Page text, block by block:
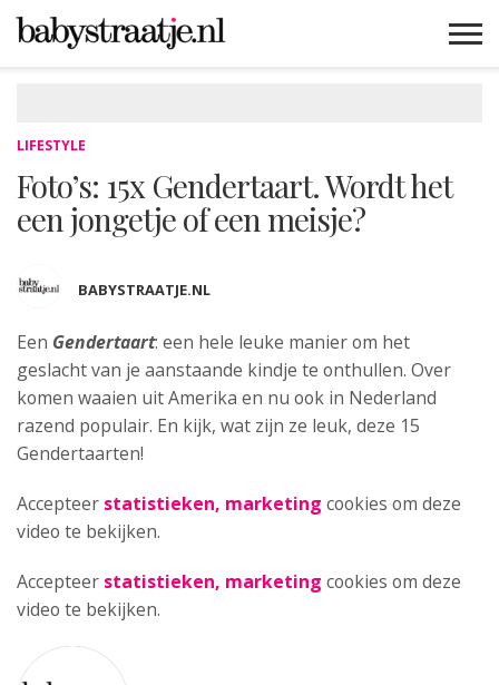
LIFESTYLE
Foto’s: 15x Gendertaart. Wordt het
een jongetje of een meisje?
BABYSTRAATJE.NL
Een Gendertaart: een hele leuke manier om het
geslacht van je aanstaande kindje te onthullen. Over
komen waaien uit Amerika en nu ook in Nederland
razend populair. En kijk, wat zijn ze leuk, deze 15
Gendertaarten!
Accepteer statistieken, marketing cookies om deze
video te bekijken.
Accepteer statistieken, marketing cookies om deze
video te bekijken.